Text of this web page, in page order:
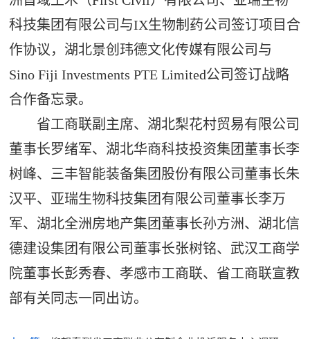
科技集团有限公司与IX生物制药公司签订项目合
作协议，湖北景创玮德文化传媒有限公司与
Sino Fiji Investments PTE Limited公司签订战略
合作备忘录。
省工商联副主席、湖北梨花村贸易有限公司
董事长罗绪军、湖北华商科技投资集团董事长李
树峰、三丰智能装备集团股份有限公司董事长朱
汉平、亚瑞生物科技集团有限公司董事长李万
军、湖北全洲房地产集团董事长孙方洲、湖北信
德建设集团有限公司董事长张树铭、武汉工商学
院董事长彭秀春、孝感市工商联、省工商联宣教
部有关同志一同出访。